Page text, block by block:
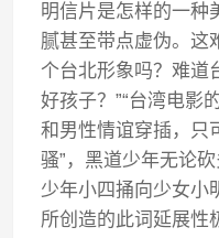
明信片是怎样的一种
腻甚至带点虚伪。这
个台北形象吗？难道
好孩子？”“台湾电影
和男性情谊穿插，只
骚”，黑道少年无论
少年小四捅向少女
所创造的此词延展性